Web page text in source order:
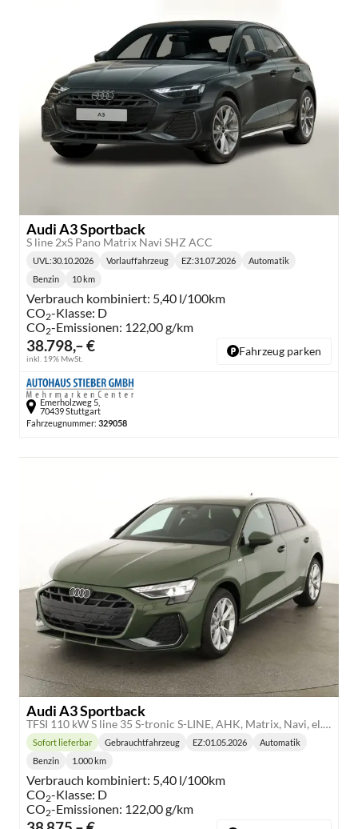
Audi A3 Sportback
S line 2xS Pano Matrix Navi SHZ ACC
38.798,– €
inkl. 19% MwSt.
Lieferzeit:
UVL :30.10.2026 Vorlauffahrzeug EZ:31.07.2026
Getriebe:
Automatik
Kraftstoff:
Benzin
Kilometerstand:
10 km
Verbrauch kombiniert: 5,40 l/100km
CO2-Klasse: D
CO2-Emissionen: 122,00 g/km
Fahrzeug parken
Emerholzweg 5,
70439 Stuttgart
Fahrzeugnummer: 329058
Audi A3 Sportback
TFSI 110 kW S line 35 S-tronic S-LINE, AHK, Matrix, Navi, el. Klappe, Kamera, Winter, 3 J.-Garantie
Lieferzeit:
Sofort lieferbar Gebrauchtfahrzeug EZ:01.05.2026 Automatik
Benzin 1.000 km
Verbrauch kombiniert: 5,40 l/100km
CO2-Klasse: D
CO2-Emissionen: 122,00 g/km